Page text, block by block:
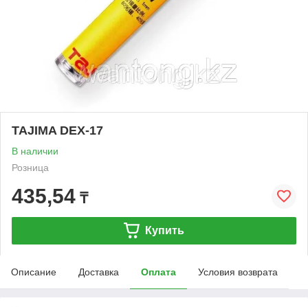
TAJIMA DEX-17
В наличии
Розница
435,54 ₸
Купить
Описание Доставка Оплата Условия возврата